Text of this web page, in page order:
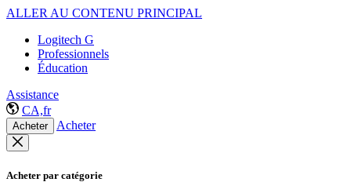
ALLER AU CONTENU PRINCIPAL
Logitech G
Professionnels
Éducation
Assistance
CA,fr
Acheter Acheter
Acheter par catégorie